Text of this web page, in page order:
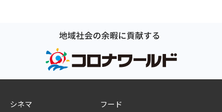
シネマ
フード